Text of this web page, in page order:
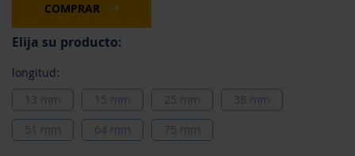
COMPRAR
Elija su producto:
longitud:
13 mm
15 mm 25 mm
38 mm
51 mm
64 mm 75 mm